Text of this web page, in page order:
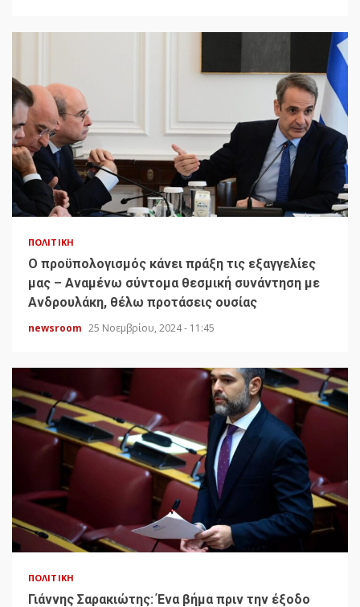
ΠΟΛΙΤΙΚΉ
Ο προϋπολογισμός κάνει πράξη τις εξαγγελίες
μας – Αναμένω σύντομα θεσμική συνάντηση με
Ανδρουλάκη, θέλω προτάσεις ουσίας
newsroom 25 Νοεμβρίου, 2024 - 11:45
ΠΟΛΙΤΙΚΉ
Γιάννης Σαρακιώτης: Ένα βήμα πριν την έξοδο